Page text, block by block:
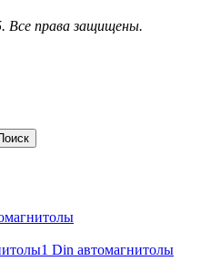
Все права защищены.
1 Din автомагнитолы